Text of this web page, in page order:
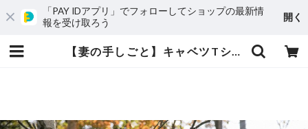
「PAY IDアプリ」でフォローしてショップの最新情
報を受け取ろう
開く
【妻の手しごと】キャベツTシャツ | (一社)嬬恋村観光協会 - オンラインショップ